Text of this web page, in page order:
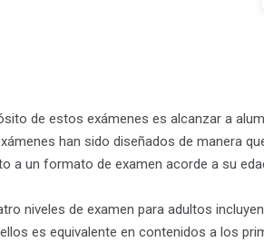
de estos exámenes es alcanzar a
han sido diseñados de manera
a un formato de examen acorde a su
niveles de examen para adultos
es equivalente en contenidos a los